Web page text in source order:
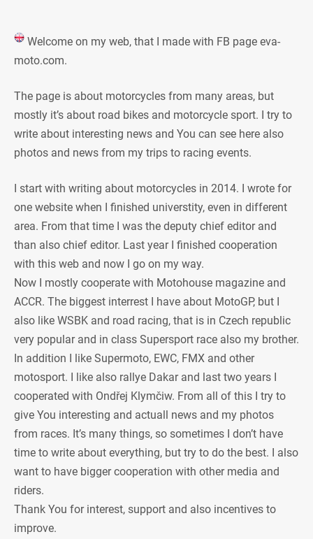
Welcome on my web, that I made with FB page eva-
moto.com.
The page is about motorcycles from many areas, but
mostly it’s about road bikes and motorcycle sport. I try to
write about interesting news and You can see here also
photos and news from my trips to racing events.
I start with writing about motorcycles in 2014. I wrote for
one website when I finished universtity, even in different
area. From that time I was the deputy chief editor and
than also chief editor. Last year I finished cooperation
with this web and now I go on my way.
Now I mostly cooperate with Motohouse magazine and
ACCR. The biggest interrest I have about MotoGP, but I
also like WSBK and road racing, that is in Czech republic
very popular and in class Supersport race also my brother.
In addition I like Supermoto, EWC, FMX and other
motosport. I like also rallye Dakar and last two years I
cooperated with Ondřej Klymčiw. From all of this I try to
give You interesting and actuall news and my photos
from races. It’s many things, so sometimes I don’t have
time to write about everything, but try to do the best. I also
want to have bigger cooperation with other media and
riders.
Thank You for interest, support and also incentives to
improve.